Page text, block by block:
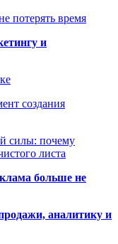
потерять время
и
создания
силы: почему
листа
больше не
аналитику и